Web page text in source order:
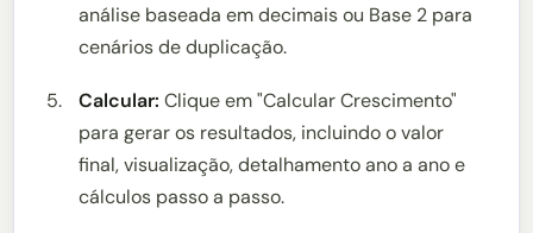
análise baseada em decimais ou Base 2 para
cenários de duplicação.
Calcular: Clique em "Calcular Crescimento"
para gerar os resultados, incluindo o valor
final, visualização, detalhamento ano a ano e
cálculos passo a passo.